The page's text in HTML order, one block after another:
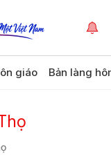
giáo Bản làng